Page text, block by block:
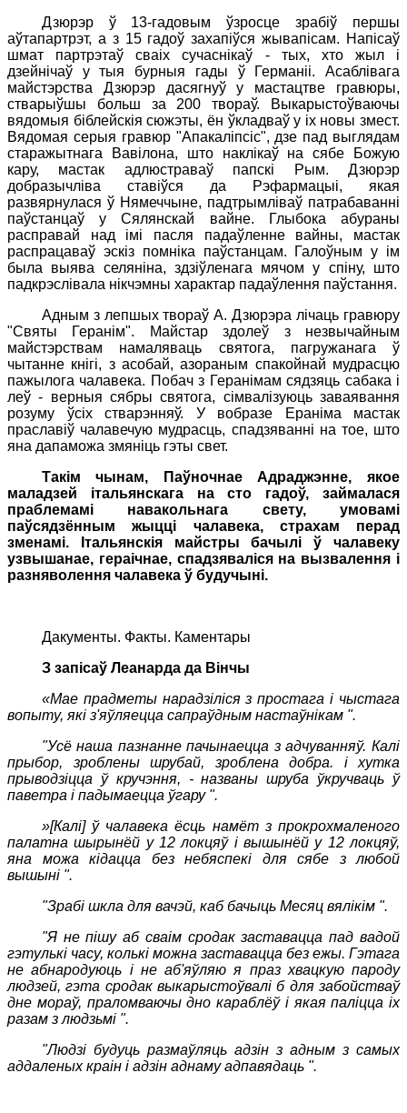
Дзюрэр ў 13-гадовым ўзросце зрабіў першы
аўтапартрэт, а з 15 гадоў захапіўся жывапісам. Напісаў
шмат партрэтаў сваіх сучаснікаў - тых, хто жыл і
дзейнічаў у тыя бурныя гады ў Германіі. Асаблівага
майстэрства Дзюрэр дасягнуў у мастацтве гравюры,
стварыўшы больш за 200 твораў. Выкарыстоўваючы
вядомыя біблейскія сюжэты, ён ўкладваў у іх новы змест.
Вядомая серыя гравюр "Апакаліпсіс", дзе пад выглядам
старажытнага Вавілона, што наклікаў на сябе Божую
кару, мастак адлюстраваў папскі Рым. Дзюрэр
добразычліва ставіўся да Рэфармацыі, якая
развярнулася ў Нямеччыне, падтрымліваў патрабаванні
паўстанцаў у Сялянскай вайне. Глыбока абураны
расправай над імі пасля падаўленне вайны, мастак
распрацаваў эскіз помніка паўстанцам. Галоўным у ім
была выява селяніна, здзіўленага мячом у спіну, што
падкрэслівала нікчэмны характар падаўлення паўстання.
Адным з лепшых твораў А. Дзюрэра лічаць гравюру
"Святы Геранім". Майстар здолеў з незвычайным
майстэрствам намаляваць святога, пагружанага ў
чытанне кнігі, з асобай, азораным спакойнай мудрасцю
пажылога чалавека. Побач з Геранімам сядзяць сабака і
леў - верныя сябры святога, сімвалізуюць заваявання
розуму ўсіх стварэнняў. У вобразе Ераніма мастак
праславіў чалавечую мудрасць, спадзяванні на тое, што
яна дапаможа змяніць гэты свет.
Такім чынам, Паўночнае Адраджэнне, якое
маладзей італьянскага на сто гадоў, займалася
праблемамі навакольнага свету, умовамі
паўсядзённым жыцці чалавека, страхам перад
зменамі. Італьянскія майстры бачылі ў чалавеку
узвышанае, гераічнае, спадзяваліся на вызвалення і
разняволення чалавека ў будучыні.
Дакументы. Факты. Каментары
З запісаў Леанарда да Вінчы
«Мае прадметы нарадзіліся з простага і чыстага
вопыту, які з'яўляецца сапраўдным настаўнікам ".
"Усё наша пазнанне пачынаецца з адчуванняў. Калі
прыбор, зроблены шрубай, зроблена добра. і хутка
прыводзіцца ў кручэння, - названы шруба ўкручваць ў
паветра і падымаецца ўгару ".
»[Калі] ў чалавека ёсць намёт з прокрохмаленого
палатна шырынёй у 12 локцяў і вышынёй у 12 локцяў,
яна можа кідацца без небяспекі для сябе з любой
вышыні ".
"Зрабі шкла для вачэй, каб бачыць Месяц вялікім ".
"Я не пішу аб сваім сродак заставацца пад вадой
гэтулькі часу, колькі можна заставацца без ежы. Гэтага
не абнародуюць і не аб'яўляю я праз хвацкую пароду
людзей, гэта сродак выкарыстоўвалі б для забойстваў
дне мораў, праломваючы дно караблёў і якая паліцца іх
разам з людзьмі ".
"Людзі будуць размаўляць адзін з адным з самых
аддаленых краін і адзін аднаму адпавядаць ".